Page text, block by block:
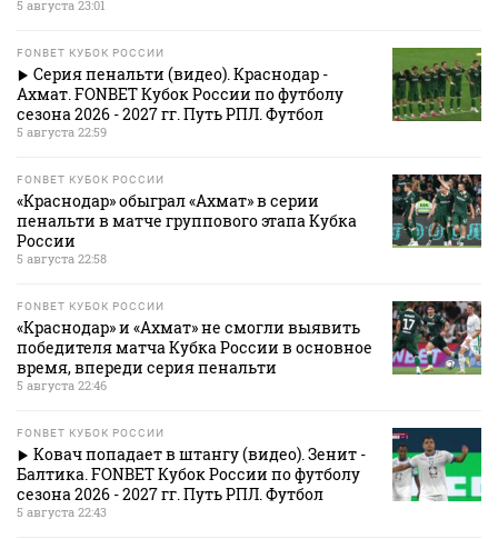
5 августа 23:01
FONBET КУБОК РОССИИ
Серия пенальти (видео). Краснодар -
Ахмат. FONBET Кубок России по футболу
сезона 2026 - 2027 гг. Путь РПЛ. Футбол
5 августа 22:59
FONBET КУБОК РОССИИ
«Краснодар» обыграл «Ахмат» в серии
пенальти в матче группового этапа Кубка
России
5 августа 22:58
FONBET КУБОК РОССИИ
«Краснодар» и «Ахмат» не смогли выявить
победителя матча Кубка России в основное
время, впереди серия пенальти
5 августа 22:46
FONBET КУБОК РОССИИ
Ковач попадает в штангу (видео). Зенит -
Балтика. FONBET Кубок России по футболу
сезона 2026 - 2027 гг. Путь РПЛ. Футбол
5 августа 22:43